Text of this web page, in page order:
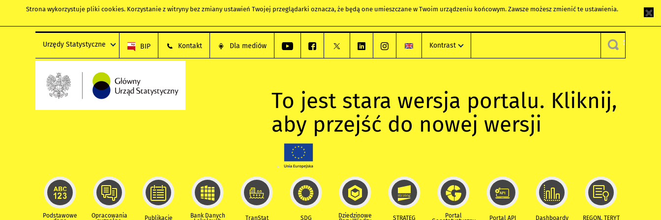
Strona wykorzystuje pliki cookies. Korzystanie z witryny bez zmiany ustawień Twojej przeglądarki oznacza, że będą one umieszczane w Twoim urządzeniu końcowym. Zawsze możesz zmienić te ustawienia.
Urzędy Statystyczne BIP Kontakt Dla mediów Kontrast
To jest stara wersja portalu. Kliknij,
aby przejść do nowej wersji
Podstawowe Opracowania Publikacje Bank Danych TranStat SDG Dziedzinowe STRATEG Portal Portal API Dashboardy REGON, TERYT